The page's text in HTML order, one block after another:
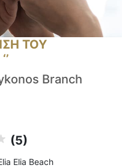
ΤΟΥ
Branch
(5)
Elia Beach